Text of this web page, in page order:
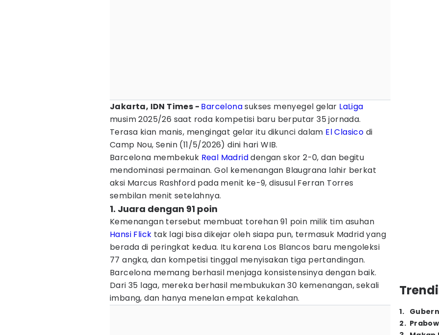
Jakarta, IDN Times - Barcelonasukses menyegel gelar LaLiga
musim 2025/26 saat roda kompetisi baru berputar 35 jornada.
Terasa kian manis, mengingat gelar itu dikunci dalam El Clasico di
Camp Nou, Senin (11/5/2026) dini hari WIB.
Barcelona membekuk Real Madriddengan skor 2-0, dan begitu
mendominasi permainan. Gol kemenangan Blaugrana lahir berkat
aksi Marcus Rashford pada menit ke-9, disusul Ferran Torres
sembilan menit setelahnya.
1. Juara dengan 91 poin
Kemenangan tersebut membuat torehan 91 poin milik tim asuhan
Hansi Flick tak lagi bisa dikejar oleh siapa pun, termasuk Madrid yang
berada di peringkat kedua. Itu karena Los Blancos baru mengoleksi
77 angka, dan kompetisi tinggal menyisakan tiga pertandingan.
Barcelona memang berhasil menjaga konsistensinya dengan baik.
Dari 35 laga, mereka berhasil membukukan 30 kemenangan, sekali
imbang, dan hanya menelan empat kekalahan.
1.
2.